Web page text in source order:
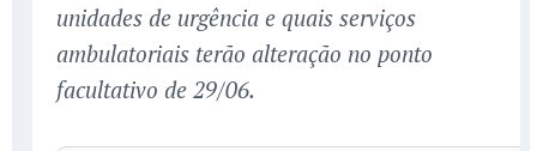
unidades de urgência e quais serviços
ambulatoriais terão alteração no ponto
facultativo de 29/06.